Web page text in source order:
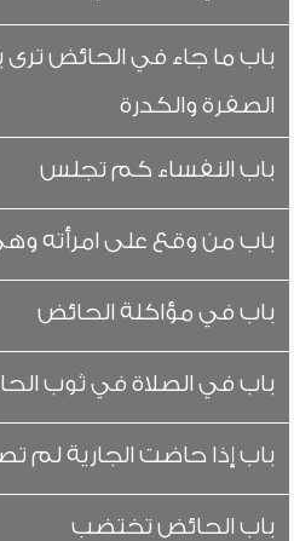
باب ما جاء في الحائض ترى
الصفرة والكدرة
باب النفساء كم تجلس
باب من وقع على امرأته
باب في مؤاكلة الحائض
باب في الصلاة في ثوب
باب إذا حاضت الجارية لم
باب الحائض تختضب